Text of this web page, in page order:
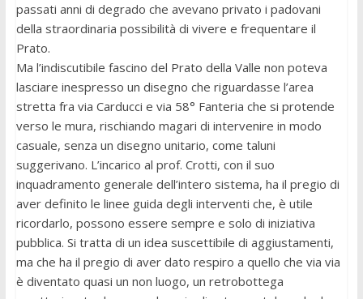
passati anni di degrado che avevano privato i padovani
della straordinaria possibilità di vivere e frequentare il
Prato.
Ma l’indiscutibile fascino del Prato della Valle non poteva
lasciare inespresso un disegno che riguardasse l’area
stretta fra via Carducci e via 58° Fanteria che si protende
verso le mura, rischiando magari di intervenire in modo
casuale, senza un disegno unitario, come taluni
suggerivano. L’incarico al prof. Crotti, con il suo
inquadramento generale dell’intero sistema, ha il pregio di
aver definito le linee guida degli interventi che, è utile
ricordarlo, possono essere sempre e solo di iniziativa
pubblica. Si tratta di un idea suscettibile di aggiustamenti,
ma che ha il pregio di aver dato respiro a quello che via via
è diventato quasi un non luogo, un retrobottega